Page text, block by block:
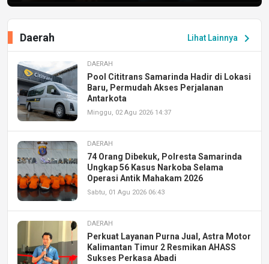
Lihat Lainnya chevron_right
Daerah
DAERAH
Pool Cititrans Samarinda Hadir di Lokasi
Baru, Permudah Akses Perjalanan
Antarkota
Minggu, 02 Agu 2026 14:37
DAERAH
74 Orang Dibekuk, Polresta Samarinda
Ungkap 56 Kasus Narkoba Selama
Operasi Antik Mahakam 2026
Sabtu, 01 Agu 2026 06:43
DAERAH
Perkuat Layanan Purna Jual, Astra Motor
Kalimantan Timur 2 Resmikan AHASS
Sukses Perkasa Abadi